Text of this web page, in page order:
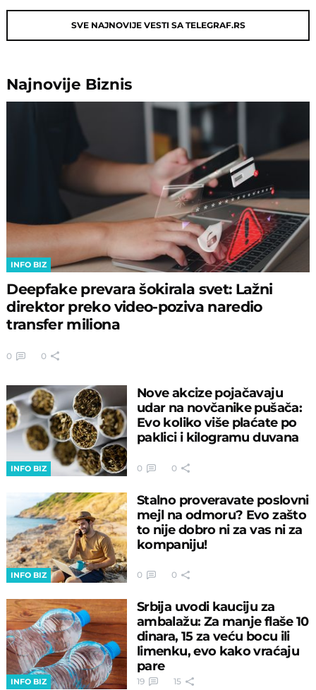
SVE NAJNOVIJE VESTI SA TELEGRAF.RS
Najnovije Biznis
INFO BIZ
Deepfake prevara šokirala svet: Lažni
direktor preko video-poziva naredio
transfer miliona
0 0
INFO BIZ
Nove akcize pojačavaju
udar na novčanike pušača:
Evo koliko više plaćate po
paklici i kilogramu duvana
0 0
INFO BIZ
Stalno proveravate poslovni
mejl na odmoru? Evo zašto
to nije dobro ni za vas ni za
kompaniju!
0 0
INFO BIZ
Srbija uvodi kauciju za
ambalažu: Za manje flaše 10
dinara, 15 za veću bocu ili
limenku, evo kako vraćaju
pare
19 15